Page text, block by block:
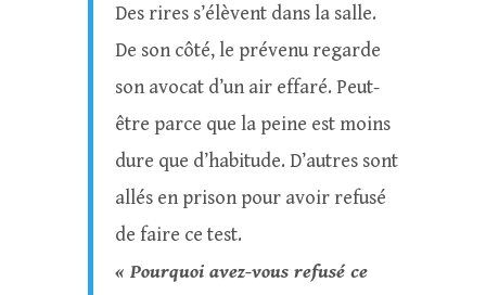
Des rires s’élèvent dans la salle.
De son côté, le prévenu regarde
son avocat d’un air effaré. Peut-
être parce que la peine est moins
dure que d’habitude. D’autres sont
allés en prison pour avoir refusé
de faire ce test.
« Pourquoi avez-vous refusé ce